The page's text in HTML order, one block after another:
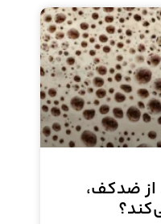
از ضدکف،